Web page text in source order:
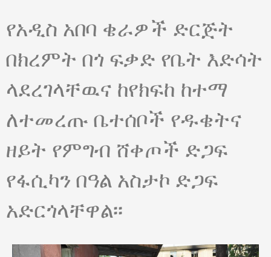
የአዲስ አበባ ቄራዎች ድርጅት
በክረምት በጎ ፍቃድ የቤት እድሳት
ላደረገላቸዉና ከየክፍከ ከተማ
ለተመረጡ ቤተሰቦች የዱቄትና
ዘይት የምግብ ሸቀጦች ድጋፍ
የፋሲካን በዓል አስታኮ ድጋፍ
አድርጎላቸዋል፡፡